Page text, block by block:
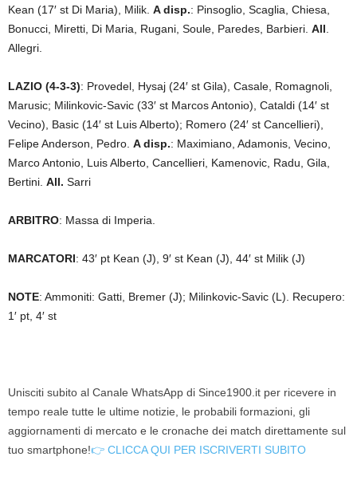
Kean (17′ st Di Maria), Milik. A disp.: Pinsoglio, Scaglia, Chiesa,
Bonucci, Miretti, Di Maria, Rugani, Soule, Paredes, Barbieri. All.
Allegri.
LAZIO (4-3-3): Provedel, Hysaj (24′ st Gila), Casale, Romagnoli,
Marusic; Milinkovic-Savic (33′ st Marcos Antonio), Cataldi (14′ st
Vecino), Basic (14′ st Luis Alberto); Romero (24′ st Cancellieri),
Felipe Anderson, Pedro. A disp.: Maximiano, Adamonis, Vecino,
Marco Antonio, Luis Alberto, Cancellieri, Kamenovic, Radu, Gila,
Bertini. All. Sarri
ARBITRO: Massa di Imperia.
MARCATORI: 43′ pt Kean (J), 9′ st Kean (J), 44′ st Milik (J)
NOTE: Ammoniti: Gatti, Bremer (J); Milinkovic-Savic (L). Recupero:
1′ pt, 4′ st
Unisciti subito al Canale WhatsApp di Since1900.it per ricevere in
tempo reale tutte le ultime notizie, le probabili formazioni, gli
aggiornamenti di mercato e le cronache dei match direttamente sul
tuo smartphone!👉 CLICCA QUI PER ISCRIVERTI SUBITO